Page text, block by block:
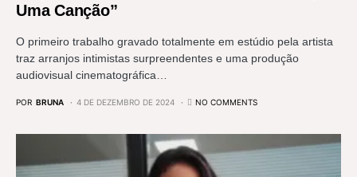
Uma Canção”
O primeiro trabalho gravado totalmente em estúdio pela artista
traz arranjos intimistas surpreendentes e uma produção
audiovisual cinematográfica…
POR BRUNA 4 DE DEZEMBRO DE 2024 NO COMMENTS